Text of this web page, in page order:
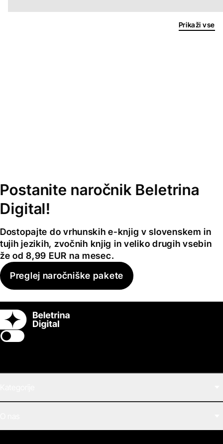
Prikaži vse
Postanite naročnik Beletrina
Digital!
Dostopajte do vrhunskih e-knjig v slovenskem in
tujih jezikih, zvočnih knjig in veliko drugih vsebin
že od 8,99 EUR na mesec.
Preglej naročniške pakete
Switch theme
Zvočne knjige